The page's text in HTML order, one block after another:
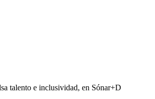
talento e inclusividad, en Sónar+D